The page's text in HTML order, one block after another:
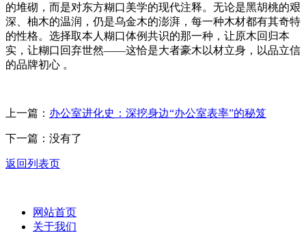
的堆砌，而是对东方糊口美学的现代注释。无论是黑胡桃的艰
深、柚木的温润，仍是乌金木的澎湃，每一种木材都有其奇特
的性格。选择取本人糊口体例共识的那一种，让原木回归本
实，让糊口回弃世然——这恰是大者豪木以材立身，以品立信
的品牌初心 。
上一篇： 办公室进化史：深挖身边“办公室表率”的秘笈
下一篇：没有了
返回列表页
网站首页
关于我们